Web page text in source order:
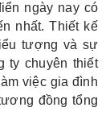
ngày nay có
nhất. Thiết kế
tượng và sự
ty chuyên thiết
việc gia đình
đồng tổng